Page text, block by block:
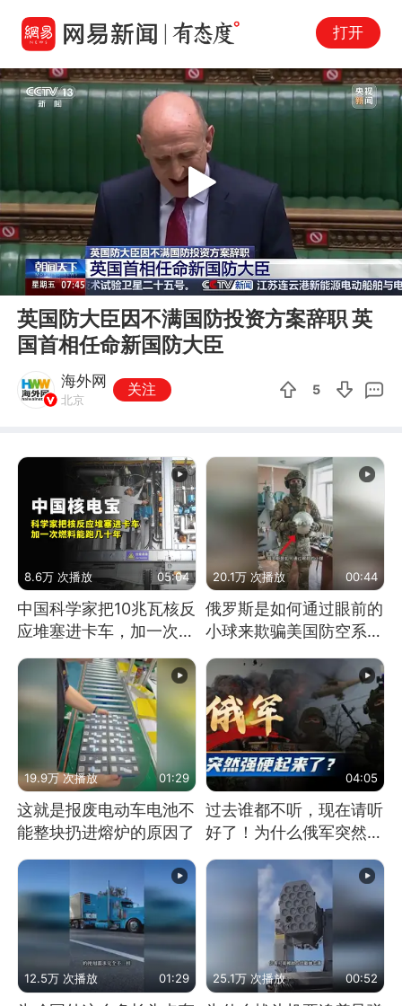
打开
00:00 00:58
Play
英国防大臣因不满国防投资方案辞职 英
国首相任命新国防大臣
海外网
北京
关注 5
8.6万 次播放 05:04
中国科学家把10兆瓦核反
应堆塞进卡车，加一次燃
料能跑几十年
20.1万 次播放 00:44
俄罗斯是如何通过眼前的
小球来欺骗美国防空系统
的
19.9万 次播放 01:29
这就是报废电动车电池不
能整块扔进熔炉的原因了
04:05
过去谁都不听，现在请听
好了！为什么俄军突然强
12.5万 次播放 01:29 25.1万 次播放 00:52